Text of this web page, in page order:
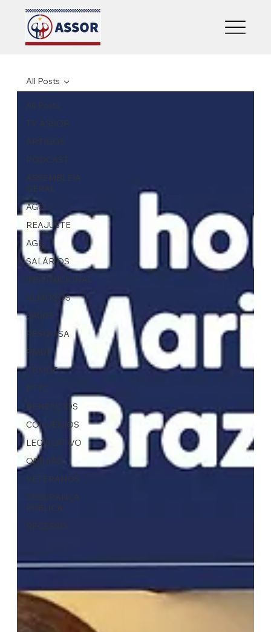
All Posts
TV ASSOR
ARTIGOS
PODCAST
ASSEMBLEIA
GERAL
AGO
REAJUSTE
AGE
SALÁRIOS
INSTITUCIONAL
ALMOÇOS
SAÚDE
PESQUISA
PMDF
CBMDF
PTTC
BENEFÍCIOS
CONVÊNIOS
LEGISLATIVO
OPINIÃO
VETERANOS
SEGURANÇA
PÚBLICA
RECESSO
All Posts